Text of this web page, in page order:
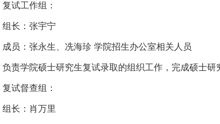
复试工作组：
组长：张宇宁
成员：张永生、冼海珍 学院招生办公室相关人员
负责学院硕士研究生复试录取的组织工作，完成硕士研
复试督查组：
组长：肖万里